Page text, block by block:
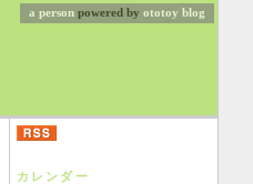
a person powered byototoy blog
カレンダー